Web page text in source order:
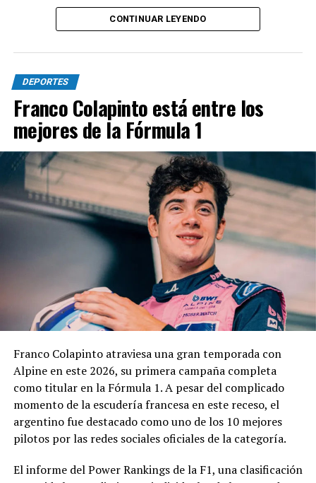
A tal efecto, el secretario Legal, Técnico y de
Comisión ad hoc que tendrá la responsabilidad de
analizar la documentación presentada por la
concesionaria y determinar si la operación se ajusta a las
exigencias previstas en el contrato y en la normativa
vigente.
El cuerpo estará integrado por representantes del
EMDER, la Dirección General Legal y Técnica, la
Contaduría General y la Dirección General de
Contrataciones, áreas que deberán elaborar un informe
técnico, jurídico y contable antes de que la
administración municipal adopte una definición sobre el
En los fundamentos de la resolución se señala que la
complejidad y trascendencia de la solicitud hacen
necesario un estudio integral de la documentación
modificación vinculada a la composición societaria de la
empresa que obtuvo la concesión.
La novedad se conoce mientras la concesión del Minella
continúa envuelta en una delicadísima situación
jurídica. El proceso mediante el cual Minella Stadium
busca determinar si existieron irregularidades en la
CONTINUAR LEYENDO
DEPORTES
Franco Colapinto está entre los
mejores de la Fórmula 1
Franco Colapinto atraviesa una gran temporada con
Alpine en este 2026, su primera campaña completa
como titular en la Fórmula 1. A pesar del complicado
momento de la escudería francesa en este receso, el
argentino fue destacado como uno de los 10 mejores
pilotos por las redes sociales oficiales de la categoría.
El informe del Power Rankings de la F1, una clasificación